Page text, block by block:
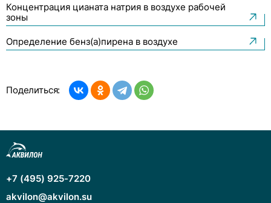
Концентрация цианата натрия в воздухе рабочей
зоны
Определение бенз(a)пирена в воздухе
Поделиться:
+7 (495) 925-7220
akvilon@akvilon.su